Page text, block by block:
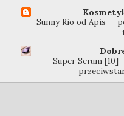
Sunny Rio od Apis —
Super Serum